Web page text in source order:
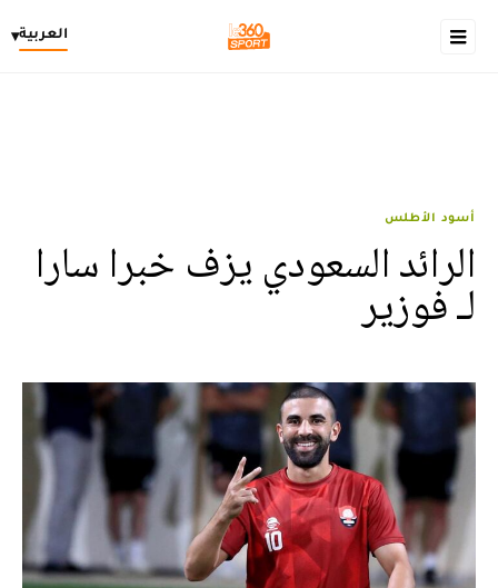
العربية▾
أسود الأطلس
الرائد السعودي يزف خبرا سارا
لـ فوزير